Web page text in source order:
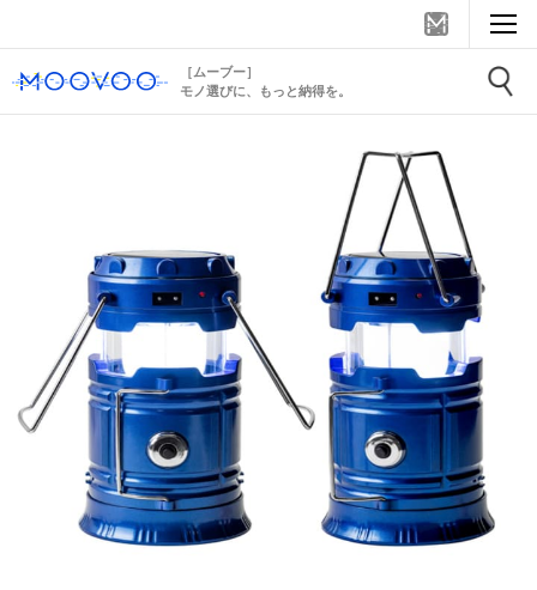
［ムーブー］
モノ選びに、もっと納得を。